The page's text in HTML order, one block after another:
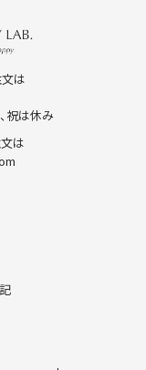
は
祝は休み
は